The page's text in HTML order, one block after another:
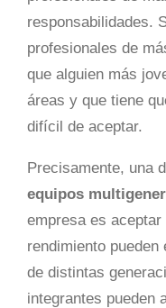
responsabilidades.
profesionales de
que alguien más
áreas y que tiene
difícil de aceptar.
Precisamente, una
equipos
empresa es
rendimiento
de distintas
integrantes pueden